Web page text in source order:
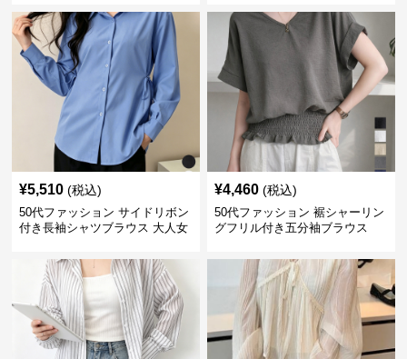
¥5,510 (税込)
50代ファッション サイドリボン
付き長袖シャツブラウス 大人女
¥4,460 (税込)
50代ファッション 裾シャーリン
グフリル付き五分袖ブラウス